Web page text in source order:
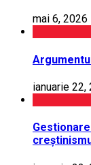
mai 6, 2026
ianuarie 22,